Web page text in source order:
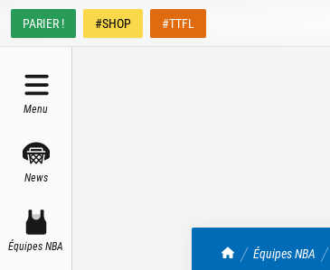
PARIER ! #SHOP #TTFL
Menu
News
Équipes NBA TrashTalk Actu NBA
Équipes NBA